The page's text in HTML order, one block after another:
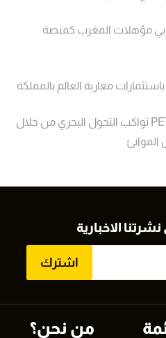
مؤهلات المغرب كمنصة
مغاربة العالم بالمملكة
PETROSTAR MAROC تواكب التحول البحري من خلال
الاخبارية
اشترك
من نحن؟